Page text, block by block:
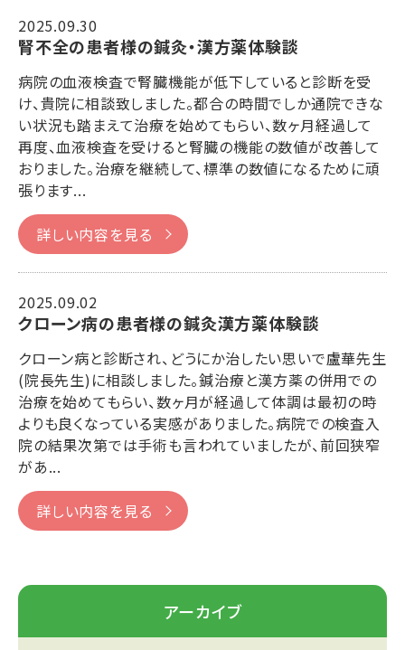
2025.09.30
腎不全の患者様の鍼灸・漢方薬体験談
病院の血液検査で腎臓機能が低下していると診断を受
け、貴院に相談致しました。都合の時間でしか通院できな
い状況も踏まえて治療を始めてもらい、数ヶ月経過して
再度、血液検査を受けると腎臓の機能の数値が改善して
おりました。治療を継続して、標準の数値になるために頑
張ります...
詳しい内容を見る
2025.09.02
クローン病の患者様の鍼灸漢方薬体験談
クローン病と診断され、どうにか治したい思いで盧華先生
(院長先生)に相談しました。鍼治療と漢方薬の併用での
治療を始めてもらい、数ヶ月が経過して体調は最初の時
よりも良くなっている実感がありました。病院での検査入
院の結果次第では手術も言われていましたが、前回狭窄
があ...
詳しい内容を見る
アーカイブ